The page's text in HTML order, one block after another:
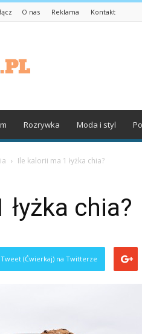
O nas Reklama Kontakt
Rozrywka Moda i styl
Ile kalorii ma 1 łyżka chia?
chia?
Tweet (Ćwierkaj) na Twitterze